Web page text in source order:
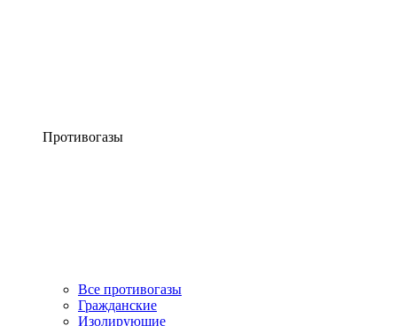
Противогазы
Все противогазы
Гражданские
Изолирующие